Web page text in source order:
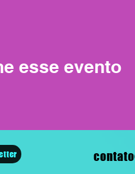
esse evento